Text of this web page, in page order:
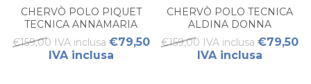
CHERVÒ POLO PIQUET
TECNICA ANNAMARIA
DONNA
€159,00 IVA inclusa €79,50
IVA inclusa
CHERVÒ POLO TECNICA
ALDINA DONNA
€159,00 IVA inclusa €79,50
IVA inclusa